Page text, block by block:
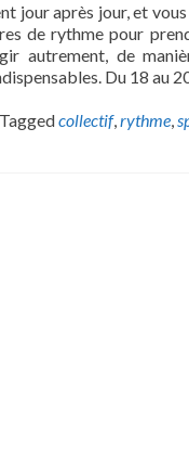
jour après jour, et
de rythme pour
autrement, de
Du 18 au
Taggedcollectif,rythme,